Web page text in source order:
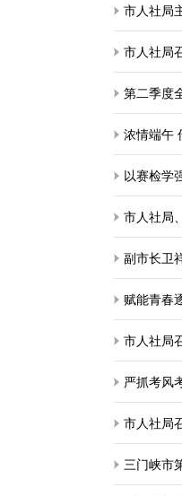
市人社局
市人社局
第二季度
副市长卫
市人社局
三门峡市